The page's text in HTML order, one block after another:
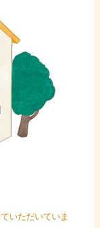
いただいていま